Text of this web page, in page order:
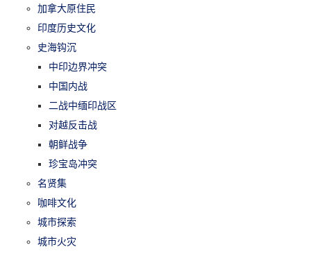
加拿大原住民
印度历史文化
史海钩沉
中印边界冲突
中国内战
二战中缅印战区
对越反击战
朝鲜战争
珍宝岛冲突
名贤集
咖啡文化
城市探索
城市火灾